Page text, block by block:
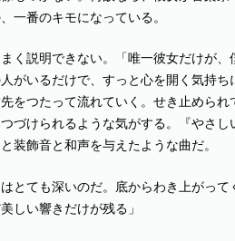
一番のキモになっている。
く説明できない。「唯一彼女だけが、
がいるだけで、すっと心を開く気持
をつたって流れていく。せき止められ
づけられるような気がする。『やさ
装飾音と和声を与えたような曲だ。
はとても深いのだ。底からわき上がっ
しい響きだけが残る」